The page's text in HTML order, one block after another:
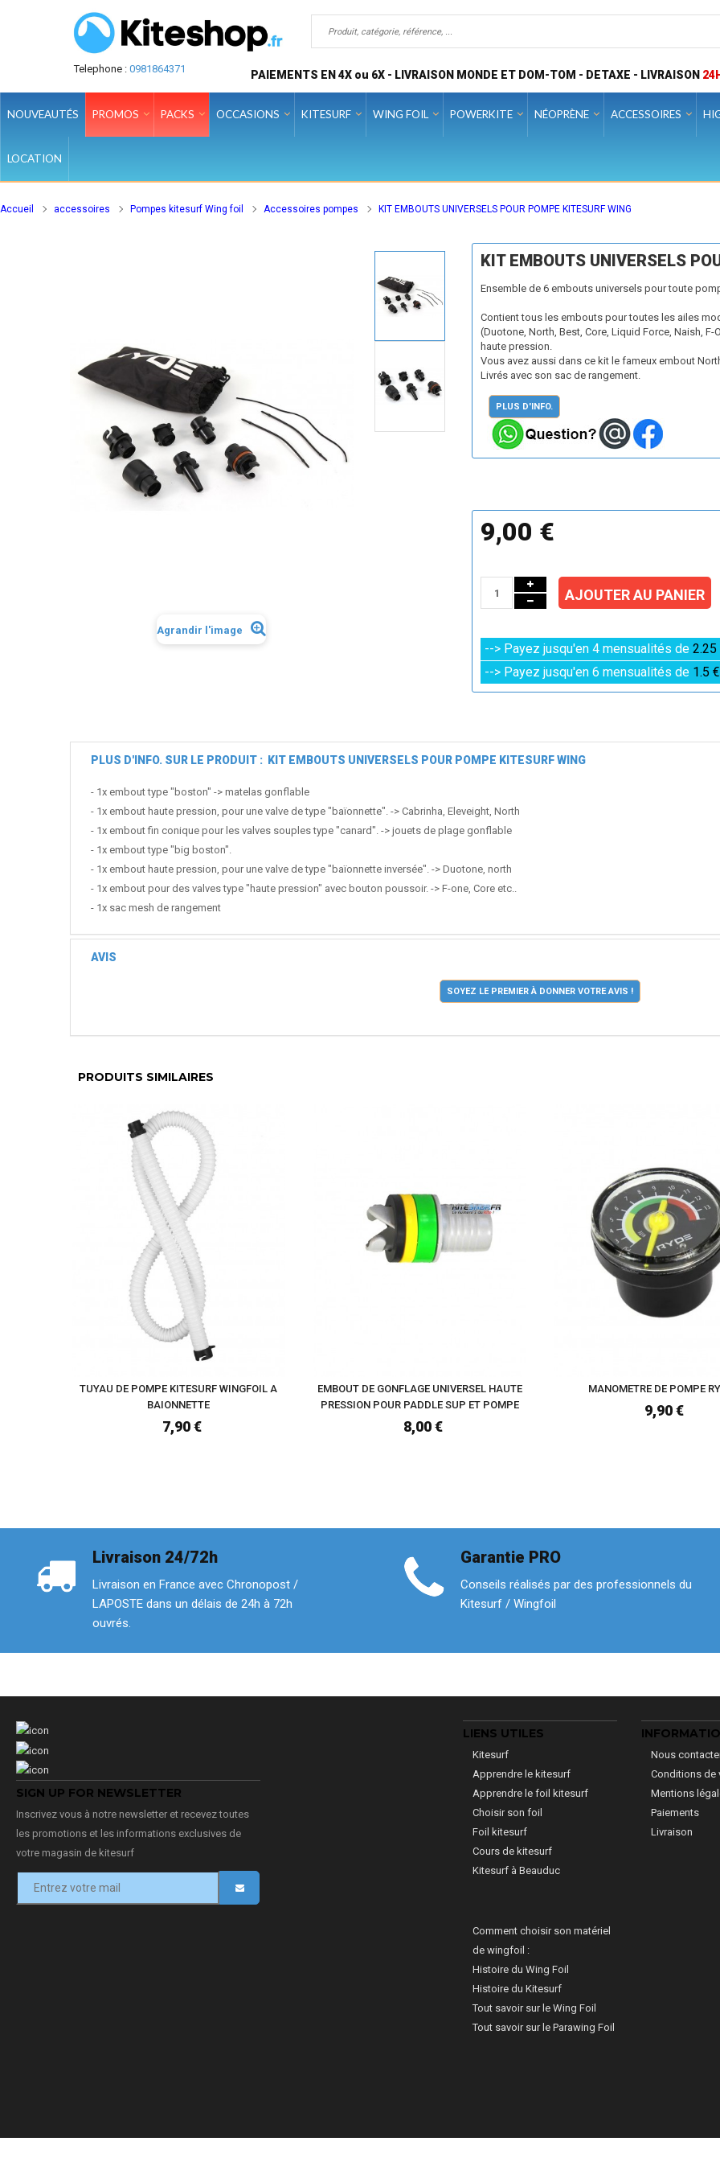
Telephone : 0981864371 PAIEMENTS EN 4X ou 6X - LIVRAISON MONDE ET DOM-TOM - DETAXE - LIVRAISON
NOUVEAUTÉS PROMOS PACKS OCCASIONS KITESURF WING FOIL POWERKITE NÉOPRÈNE ACCESSOIRES
LOCATION
Accueil accessoires Pompes kitesurf Wing foil Accessoires pompes KIT EMBOUTS UNIVERSELS POUR POMPE KITESURF WING
Agrandir l'image
KIT EMBOUTS UNIVERSELS
Ensemble de 6 embouts universels pour toute
Contient tous les embouts pour toutes les ailes
(Duotone, North, Best, Core, Liquid Force, Naish, F-
haute pression.
Vous avez aussi dans ce kit le fameux embout
Livrés avec son sac de rangement.
PLUS D'INFO.
9,00 €
AJOUTER AU PANIER
--> Payez jusqu'en 4 mensualités de
--> Payez jusqu'en 6 mensualités de 1.5
PLUS D'INFO. SUR LE PRODUIT : KIT EMBOUTS UNIVERSELS POUR POMPE KITESURF WING
- 1x embout type "boston" -> matelas gonflable
- 1x embout haute pression, pour une valve de type "baïonnette". -> Cabrinha, Eleveight, North
- 1x embout fin conique pour les valves souples type "canard". -> jouets de plage gonflable
- 1x embout type "big boston".
- 1x embout haute pression, pour une valve de type "baïonnette inversée". -> Duotone, north
- 1x embout pour des valves type "haute pression" avec bouton poussoir. -> F-one, Core etc..
- 1x sac mesh de rangement
AVIS
SOYEZ LE PREMIER À DONNER VOTRE AVIS !
PRODUITS SIMILAIRES
TUYAU DE POMPE KITESURF WINGFOIL A
BAIONNETTE
7,90 €
EMBOUT DE GONFLAGE UNIVERSEL HAUTE
PRESSION POUR PADDLE SUP ET POMPE
8,00 €
MANOMETRE DE POMPE
9,90 €
Livraison 24/72h
Livraison en France avec Chronopost /
LAPOSTE dans un délais de 24h à 72h
ouvrés.
Garantie PRO
Conseils réalisés par des professionnels du
Kitesurf / Wingfoil
SIGN UP FOR NEWSLETTER
Inscrivez vous à notre newsletter et recevez toutes
les promotions et les informations exclusives de
votre magasin de kitesurf
LIENS UTILES
Kitesurf
Apprendre le kitesurf
Apprendre le foil kitesurf
Choisir son foil
Foil kitesurf
Cours de kitesurf
Kitesurf à Beauduc
Comment choisir son matériel
de wingfoil :
Histoire du Wing Foil
Histoire du Kitesurf
Tout savoir sur le Wing Foil
Tout savoir sur le Parawing Foil
Nous
Conditions de
Mentions
Paiements
Livraison